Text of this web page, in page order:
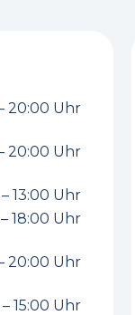
20:00 Uhr
20:00 Uhr
13:00 Uhr
18:00 Uhr
20:00 Uhr
15:00 Uhr